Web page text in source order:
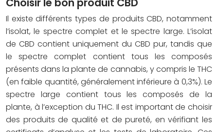
Il existe différents types de produits CBD, notamment
l’isolat, le spectre complet et le spectre large. L’isolat
de CBD contient uniquement du CBD pur, tandis que
le spectre complet contient tous les composés
présents dans la plante de cannabis, y compris le THC
(en faible quantité, généralement inférieure à 0,3%). Le
spectre large contient tous les composés de la
plante, à l’exception du THC. Il est important de choisir
des produits de qualité et de pureté, en vérifiant les